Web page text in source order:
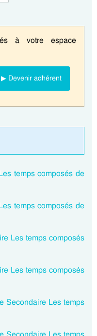
à votre espace
▶ Devenir adhérent
temps composés de
temps composés de
Les temps composés
Les temps composés
Secondaire Les temps